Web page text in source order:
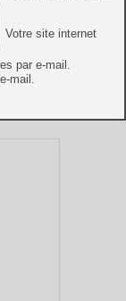
Votre site internet
par e-mail.
mail.